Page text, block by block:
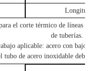
Longitud
el corte térmico de líneas
de tuberías.
aplicable: acero con bajo
tubo de acero inoxidable debe